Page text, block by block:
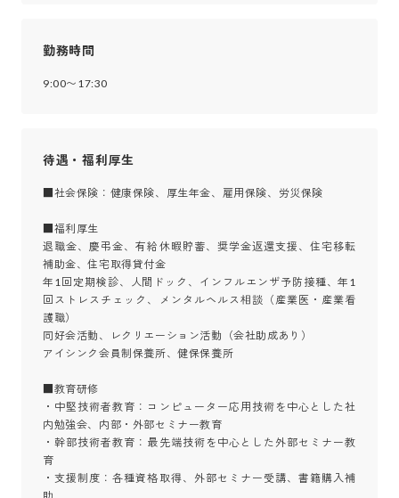
勤務時間
9:00〜17:30
待遇・福利厚生
■社会保険：健康保険、厚生年金、雇用保険、労災保険
■福利厚生
退職金、慶弔金、有給休暇貯蓄、奨学金返還支援、住宅移転
補助金、住宅取得貸付金
年1回定期検診、人間ドック、インフルエンザ予防接種、年1
回ストレスチェック、メンタルヘルス相談（産業医・産業看
護職）
同好会活動、レクリエーション活動（会社助成あり）
アイシンク会員制保養所、健保保養所
■教育研修
・中堅技術者教育：コンピューター応用技術を中心とした社
内勉強会、内部・外部セミナー教育
・幹部技術者教育：最先端技術を中心とした外部セミナー教
育
・支援制度：各種資格取得、外部セミナー受講、書籍購入補